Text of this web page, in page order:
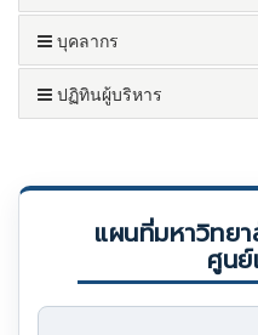
บุคลากร
ปฏิทินผู้บริหาร
แผนที่มหาวิทย
ศูนย์